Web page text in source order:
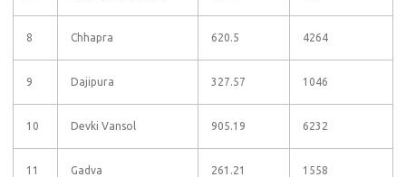
8 Chhapra 620.5 4264
9 Dajipura 327.57 1046
10 Devki Vansol 905.19 6232
11 Gadva 261.21 1558